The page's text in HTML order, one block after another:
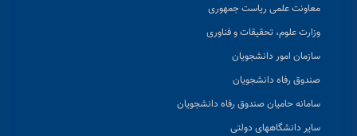
معاونت علمی ریاست جمهوری
وزارت علوم، تحقیقات و فناوری
سازمان امور دانشجویان
صندوق رفاه دانشجویان
سامانه حامیان صندوق رفاه دانشجویان
سایر دانشگاههای دولتی